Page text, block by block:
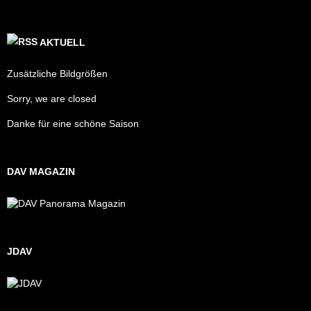
AKTUELL
Zusätzliche Bildgrößen
Sorry, we are closed
Danke für eine schöne Saison
DAV MAGAZIN
JDAV